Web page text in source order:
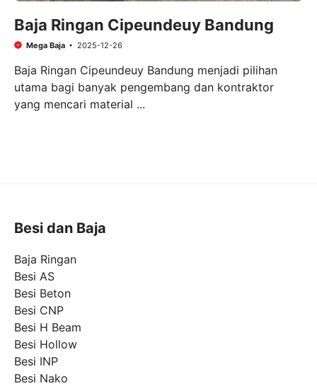
Baja Ringan Cipeundeuy Bandung
Mega Baja 2025-12-26
Baja Ringan Cipeundeuy Bandung menjadi pilihan
utama bagi banyak pengembang dan kontraktor
yang mencari material ...
Besi dan Baja
Baja Ringan
Besi AS
Besi Beton
Besi CNP
Besi H Beam
Besi Hollow
Besi INP
Besi Nako